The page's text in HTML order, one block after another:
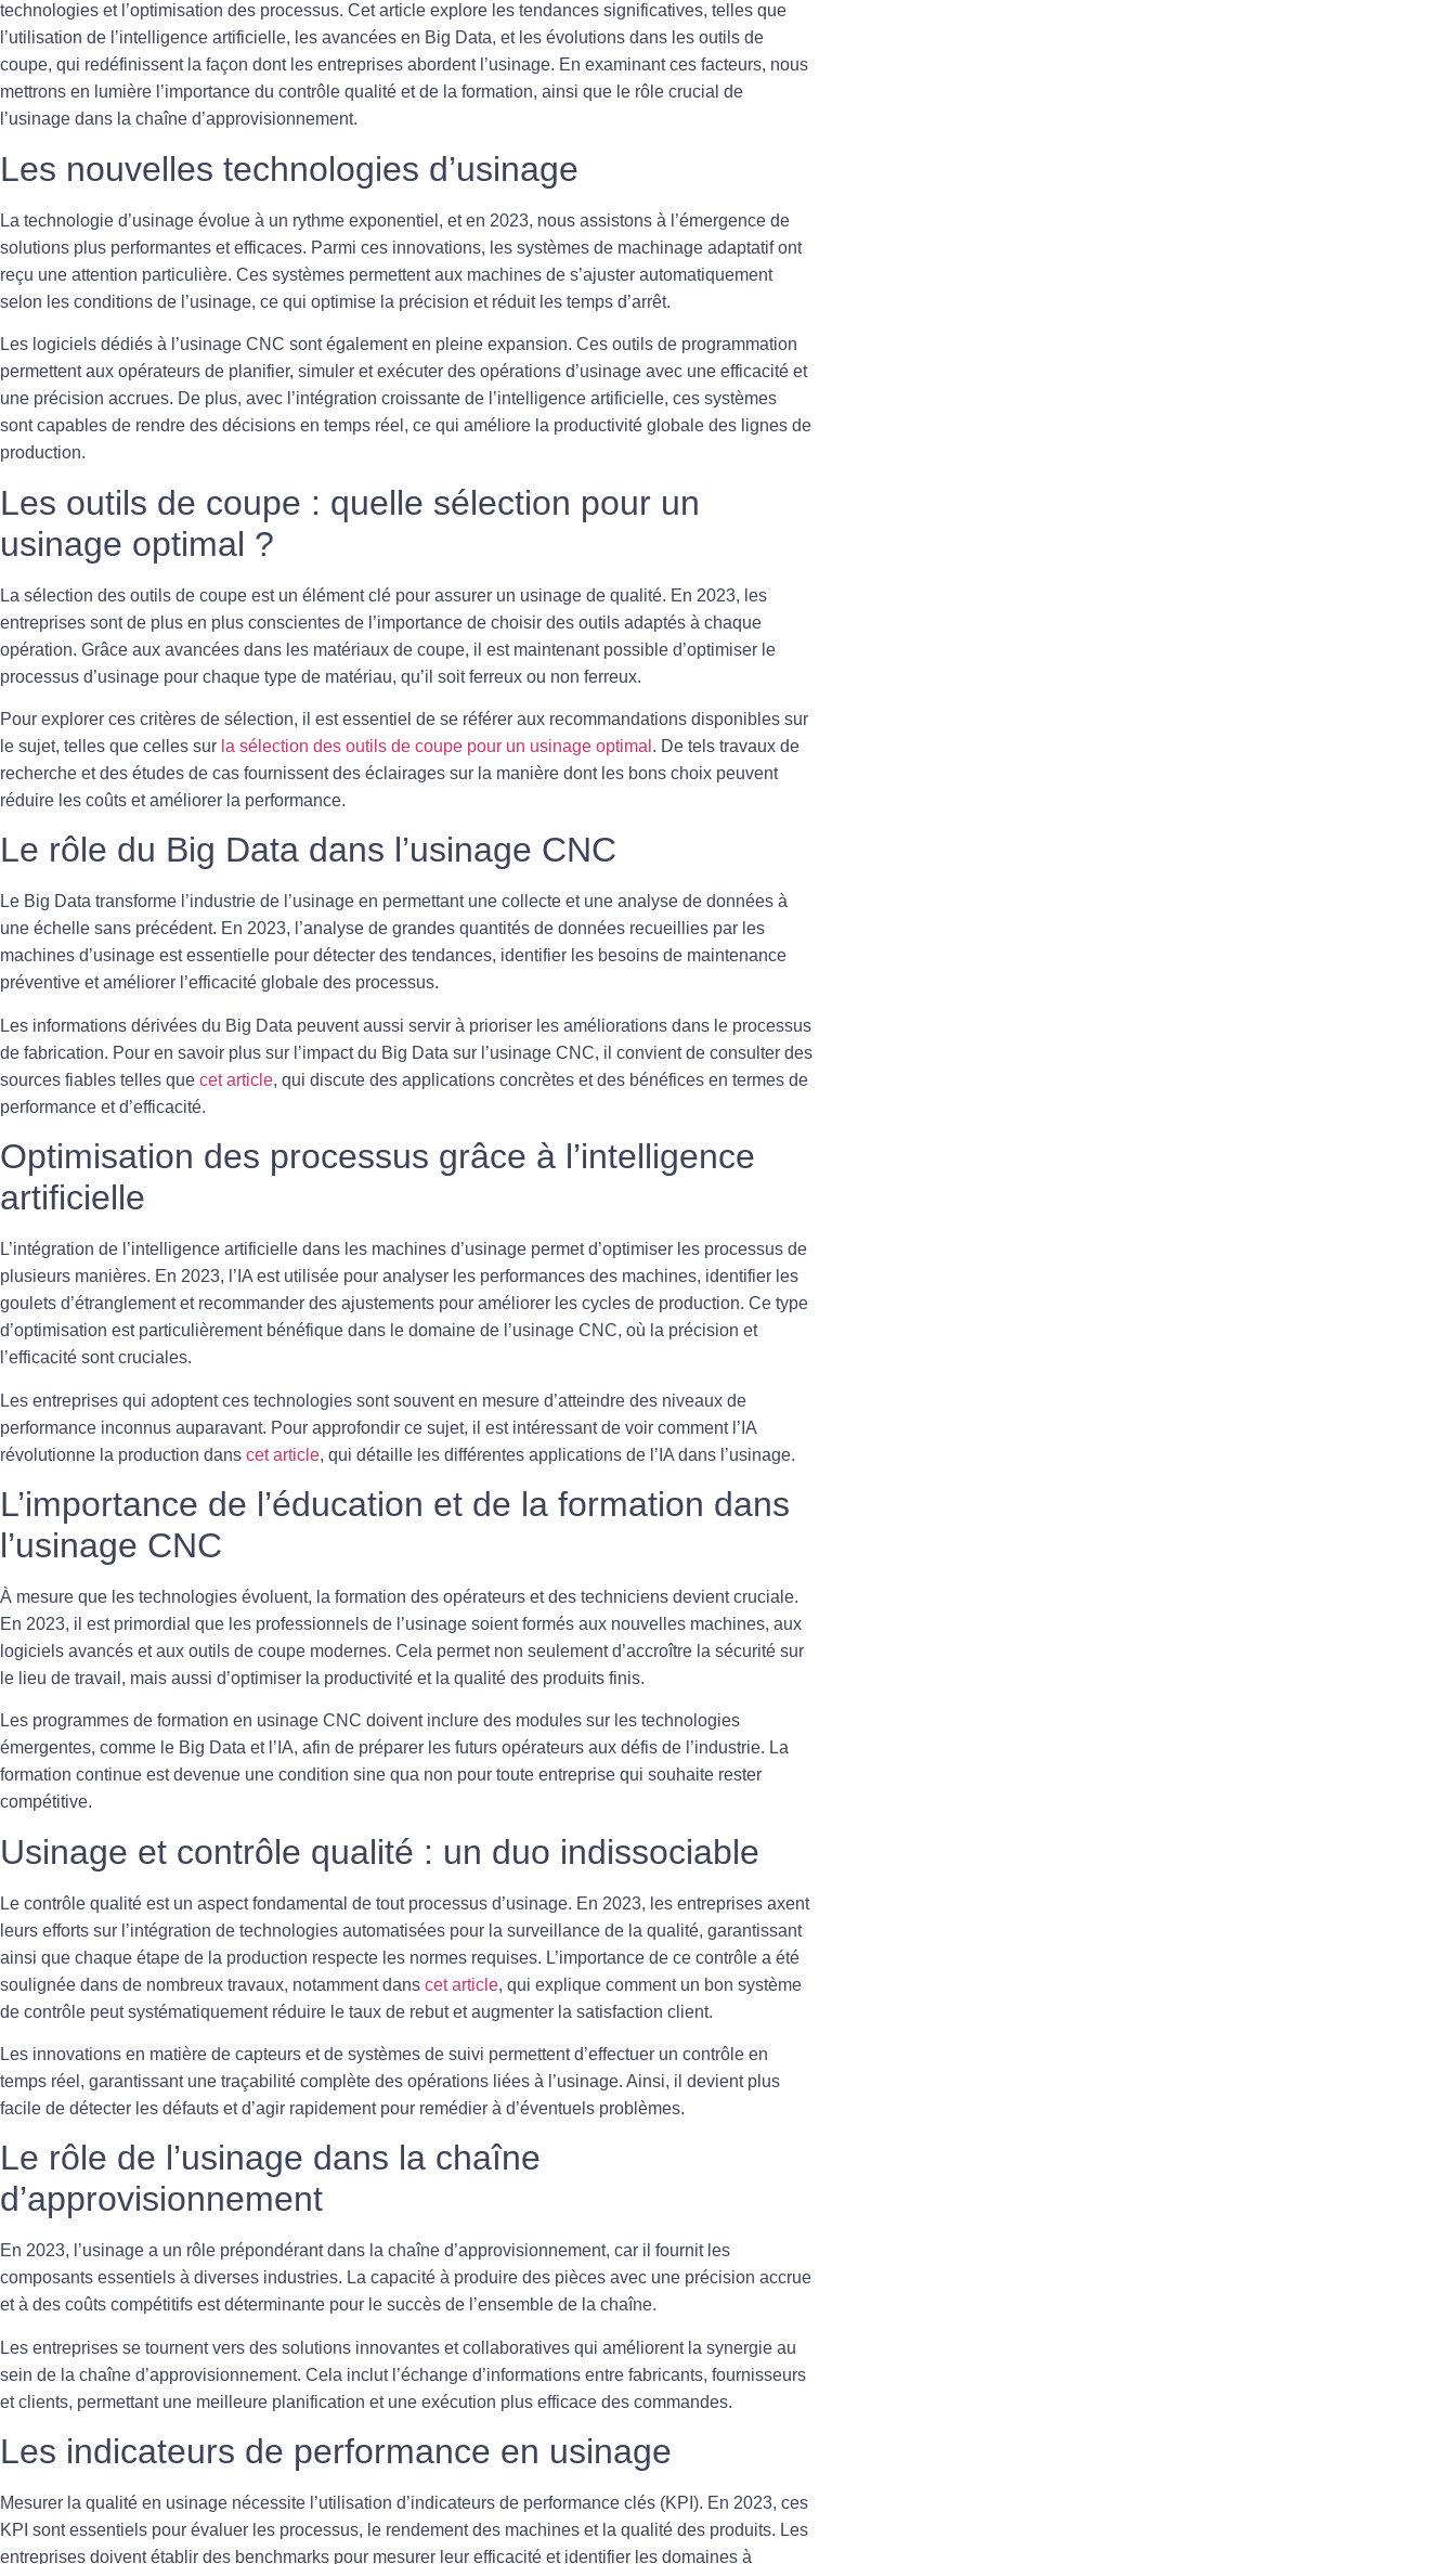
technologies et l’optimisation des processus. Cet article explore les tendances significatives, telles que
l’utilisation de l’intelligence artificielle, les avancées en Big Data, et les évolutions dans les outils de
coupe, qui redéfinissent la façon dont les entreprises abordent l’usinage. En examinant ces facteurs, nous
mettrons en lumière l’importance du contrôle qualité et de la formation, ainsi que le rôle crucial de
l’usinage dans la chaîne d’approvisionnement.
Les nouvelles technologies d’usinage
La technologie d’usinage évolue à un rythme exponentiel, et en 2023, nous assistons à l’émergence de
solutions plus performantes et efficaces. Parmi ces innovations, les systèmes de machinage adaptatifont
reçu une attention particulière. Ces systèmes permettent aux machines de s’ajuster automatiquement
selon les conditions de l’usinage, ce qui optimise la précision et réduit les temps d’arrêt.
Les logiciels dédiés à l’usinage CNC sont également en pleine expansion. Ces outils de programmation
permettent aux opérateurs de planifier, simuler et exécuter des opérations d’usinage avec une efficacité et
une précision accrues. De plus, avec l’intégration croissante de l’intelligence artificielle, ces systèmes
sont capables de rendre des décisions en temps réel, ce qui améliore la productivité globale des lignes de
production.
Les outils de coupe : quelle sélection pour un
usinage optimal ?
La sélection des outils de coupe est un élément clé pour assurer un usinage de qualité. En 2023, les
entreprises sont de plus en plus conscientes de l’importance de choisir des outils adaptés à chaque
opération. Grâce aux avancées dans les matériaux de coupe, il est maintenant possible d’optimiser le
processus d’usinage pour chaque type de matériau, qu’il soit ferreux ou non ferreux.
Pour explorer ces critères de sélection, il est essentiel de se référer aux recommandations disponibles sur
le sujet, telles que celles sur la sélection des outils de coupe pour un usinage optimal . De tels travaux de
recherche et des études de cas fournissent des éclairages sur la manière dont les bons choix peuvent
réduire les coûts et améliorer la performance.
Le rôle du Big Data dans l’usinage CNC
Le Big Data transforme l’industrie de l’usinage en permettant une collecte et une analyse de données à
une échelle sans précédent. En 2023, l’analyse de grandes quantités de données recueillies par les
machines d’usinage est essentielle pour détecter des tendances, identifier les besoins de maintenance
préventive et améliorer l’efficacité globale des processus.
Les informations dérivées du Big Data peuvent aussi servir à prioriser les améliorations dans le processus
de fabrication. Pour en savoir plus sur l’impact du Big Data sur l’usinage CNC, il convient de consulter des
sources fiables telles que cet article, qui discute des applications concrètes et des bénéfices en termes de
performance et d’efficacité.
Optimisation des processus grâce à l’intelligence
artificielle
L’intégration de l’intelligence artificielle dans les machines d’usinage permet d’optimiser les processus de
plusieurs manières. En 2023, l’IA est utilisée pour analyser les performances des machines, identifier les
goulets d’étranglement et recommander des ajustements pour améliorer les cycles de production. Ce type
d’optimisation est particulièrement bénéfique dans le domaine de l’usinage CNC, où la précision et
l’efficacité sont cruciales.
Les entreprises qui adoptent ces technologies sont souvent en mesure d’atteindre des niveaux de
performance inconnus auparavant. Pour approfondir ce sujet, il est intéressant de voir comment l’IA
révolutionne la production dans cet article, qui détaille les différentes applications de l’IA dans l’usinage.
L’importance de l’éducation et de la formation dans
l’usinage CNC
À mesure que les technologies évoluent, la formation des opérateurs et des techniciens devient cruciale.
En 2023, il est primordial que les professionnels de l’usinage soient formés aux nouvelles machines, aux
logiciels avancés et aux outils de coupe modernes. Cela permet non seulement d’accroître la sécurité sur
le lieu de travail, mais aussi d’optimiser la productivité et la qualité des produits finis.
Les programmes de formation en usinage CNC doivent inclure des modules sur les technologies
émergentes, comme le Big Data et l’IA, afin de préparer les futurs opérateurs aux défis de l’industrie. La
formation continue est devenue une condition sine qua non pour toute entreprise qui souhaite rester
compétitive.
Usinage et contrôle qualité : un duo indissociable
Le contrôle qualité est un aspect fondamental de tout processus d’usinage. En 2023, les entreprises axent
leurs efforts sur l’intégration de technologies automatisées pour la surveillance de la qualité, garantissant
ainsi que chaque étape de la production respecte les normes requises. L’importance de ce contrôle a été
soulignée dans de nombreux travaux, notamment dans cet article, qui explique comment un bon système
de contrôle peut systématiquement réduire le taux de rebut et augmenter la satisfaction client.
Les innovations en matière de capteurs et de systèmes de suivi permettent d’effectuer un contrôle en
temps réel, garantissant une traçabilité complète des opérations liées à l’usinage. Ainsi, il devient plus
facile de détecter les défauts et d’agir rapidement pour remédier à d’éventuels problèmes.
Le rôle de l’usinage dans la chaîne
d’approvisionnement
En 2023, l’usinage a un rôle prépondérant dans la chaîne d’approvisionnement, car il fournit les
composants essentiels à diverses industries. La capacité à produire des pièces avec une précision accrue
et à des coûts compétitifs est déterminante pour le succès de l’ensemble de la chaîne.
Les entreprises se tournent vers des solutions innovantes et collaboratives qui améliorent la synergie au
sein de la chaîne d’approvisionnement. Cela inclut l’échange d’informations entre fabricants, fournisseurs
et clients, permettant une meilleure planification et une exécution plus efficace des commandes.
Les indicateurs de performance en usinage
Mesurer la qualité en usinage nécessite l’utilisation d’indicateurs de performance clés (KPI). En 2023, ces
KPI sont essentiels pour évaluer les processus, le rendement des machines et la qualité des produits. Les
entreprises doivent établir des benchmarks pour mesurer leur efficacité et identifier les domaines à